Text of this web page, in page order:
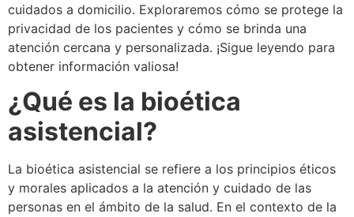
cuidados a domicilio. Exploraremos cómo se protege la
privacidad de los pacientes y cómo se brinda una
atención cercana y personalizada. ¡Sigue leyendo para
obtener información valiosa!
¿Qué es la bioética
asistencial?
La bioética asistencial se refiere a los principios éticos
y morales aplicados a la atención y cuidado de las
personas en el ámbito de la salud. En el contexto de la